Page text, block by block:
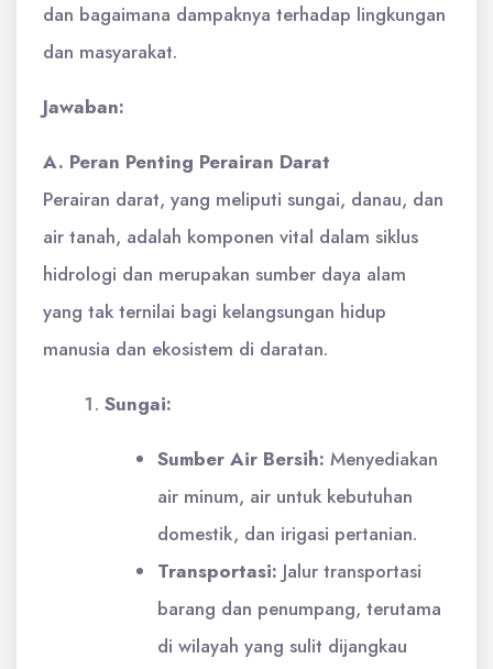
dan bagaimana dampaknya terhadap lingkungan
dan masyarakat.
Jawaban:
A. Peran Penting Perairan Darat
Perairan darat, yang meliputi sungai, danau, dan
air tanah, adalah komponen vital dalam siklus
hidrologi dan merupakan sumber daya alam
yang tak ternilai bagi kelangsungan hidup
manusia dan ekosistem di daratan.
Sungai:
Sumber Air Bersih: Menyediakan
air minum, air untuk kebutuhan
domestik, dan irigasi pertanian.
Transportasi: Jalur transportasi
barang dan penumpang, terutama
di wilayah yang sulit dijangkau